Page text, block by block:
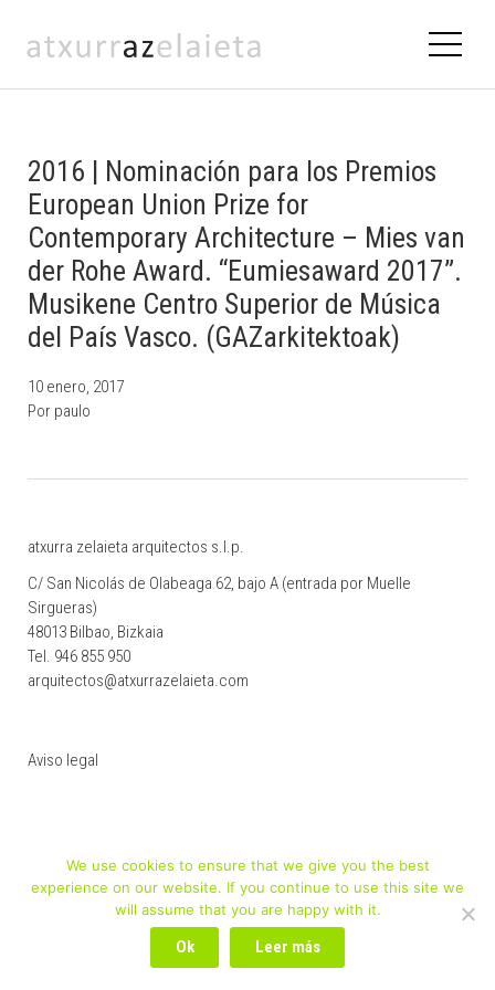
2016 | Nominación para los Premios
European Union Prize for
Contemporary Architecture – Mies van
der Rohe Award. “Eumiesaward 2017”.
Musikene Centro Superior de Música
del País Vasco. (GAZarkitektoak)
10 enero, 2017
Por paulo
atxurra zelaieta arquitectos s.l.p.
C/ San Nicolás de Olabeaga 62, bajo A (entrada por Muelle
Sirgueras)
48013 Bilbao, Bizkaia
Tel. 946 855 950
arquitectos@atxurrazelaieta.com
Aviso legal
We use cookies to ensure that we give you the best
experience on our website. If you continue to use this site we
will assume that you are happy with it.
Ok Leer más